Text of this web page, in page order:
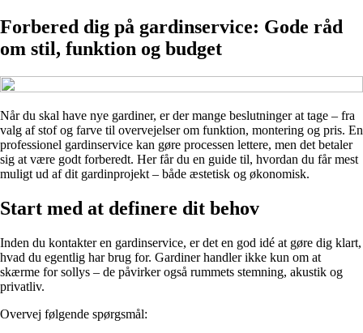
Forbered dig på gardinservice: Gode råd
om stil, funktion og budget
Når du skal have nye gardiner, er der mange beslutninger at tage – fra
valg af stof og farve til overvejelser om funktion, montering og pris. En
professionel gardinservice kan gøre processen lettere, men det betaler
sig at være godt forberedt. Her får du en guide til, hvordan du får mest
muligt ud af dit gardinprojekt – både æstetisk og økonomisk.
Start med at definere dit behov
Inden du kontakter en gardinservice, er det en god idé at gøre dig klart,
hvad du egentlig har brug for. Gardiner handler ikke kun om at
skærme for sollys – de påvirker også rummets stemning, akustik og
privatliv.
Overvej følgende spørgsmål: